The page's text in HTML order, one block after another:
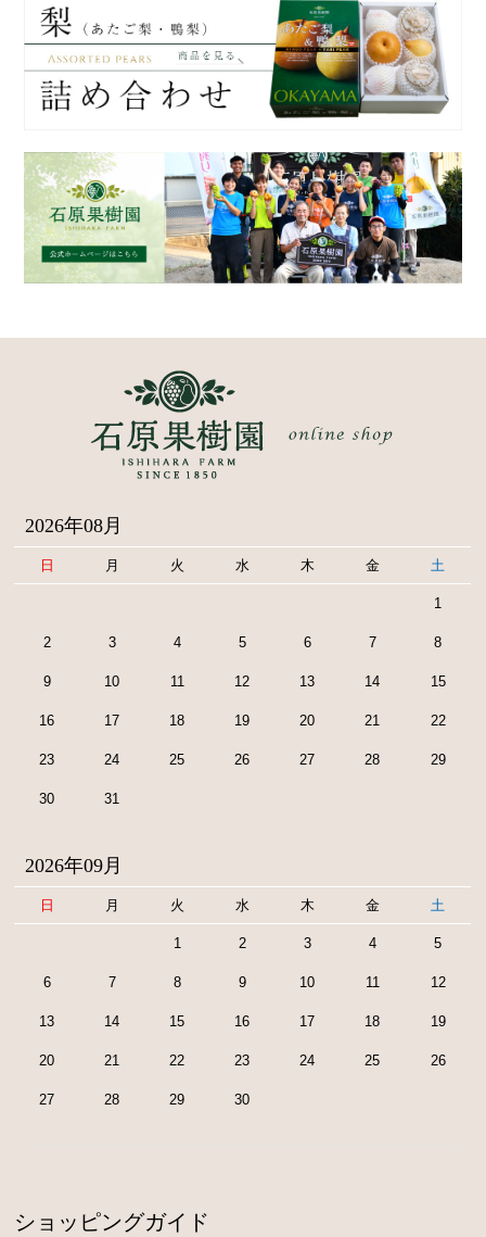
2026年08月
日 月 火 水 木 金 土
1
2 3 4 5 6 7 8
9 10 11 12 13 14 15
16 17 18 19 20 21 22
23 24 25 26 27 28 29
30 31
2026年09月
日 月 火 水 木 金 土
1 2 3 4 5
6 7 8 9 10 11 12
13 14 15 16 17 18 19
20 21 22 23 24 25 26
27 28 29 30
ショッピングガイド